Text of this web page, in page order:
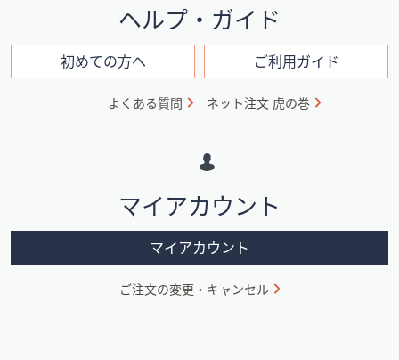
ン
ン
ヘルプ・ガイド
初めての方へ ご利用ガイド
よくある質問 ネット注文 虎の巻
マイアカウント
マイアカウント
ご注文の変更・キャンセル